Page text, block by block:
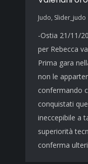
Judo, Slider_judo
-Ostia 21/11/
per Rebecca
Prima gara
non le
confermando
conquistati
ineccepibile a
superiorità
conferma